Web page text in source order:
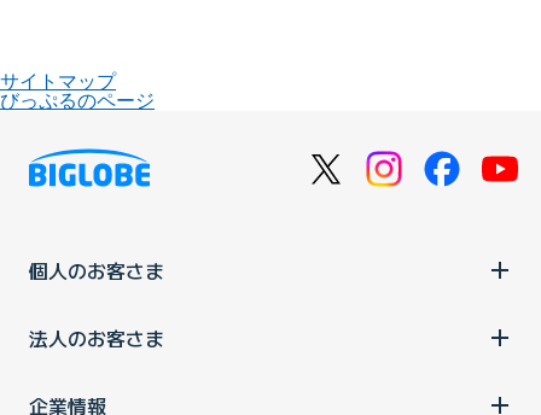
サイトマップ
びっぷるのページ
個人のお客さま
法人のお客さま
企業情報